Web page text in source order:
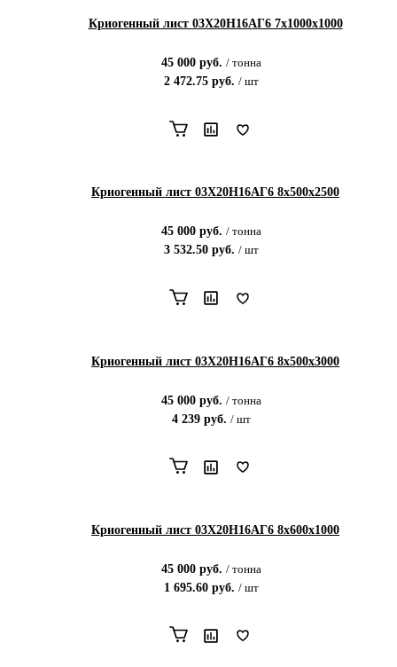
Криогенный лист 03Х20Н16АГ6 7х1000х1000
45 000руб. / тонна
2 472.75руб. / шт
Криогенный лист 03Х20Н16АГ6 8х500х2500
45 000руб. / тонна
3 532.50руб. / шт
Криогенный лист 03Х20Н16АГ6 8х500х3000
45 000руб. / тонна
4 239руб. / шт
Криогенный лист 03Х20Н16АГ6 8х600х1000
45 000руб. / тонна
1 695.60руб. / шт